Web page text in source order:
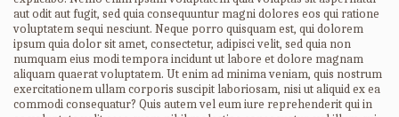
aut odit aut fugit, sed quia consequuntur magni dolores eos qui ratione
voluptatem sequi nesciunt. Neque porro quisquam est, qui dolorem
ipsum quia dolor sit amet, consectetur, adipisci velit, sed quia non
numquam eius modi tempora incidunt ut labore et dolore magnam
aliquam quaerat voluptatem. Ut enim ad minima veniam, quis nostrum
exercitationem ullam corporis suscipit laboriosam, nisi ut aliquid ex ea
commodi consequatur? Quis autem vel eum iure reprehenderit qui in